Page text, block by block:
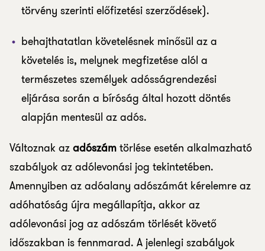
törvény szerinti előfizetési szerződések).
behajthatatlan követelésnek minősül az a
követelés is, melynek megfizetése alól a
természetes személyek adósságrendezési
eljárása során a bíróság által hozott döntés
alapján mentesül az adós.
Változnak azadószámtörlése esetén alkalmazható
szabályok az adólevonási jog tekintetében.
Amennyiben az adóalany adószámát kérelemre az
adóhatóság újra megállapítja, akkor az
adólevonási jog az adószám törlését követő
időszakban is fennmarad. A jelenlegi szabályok